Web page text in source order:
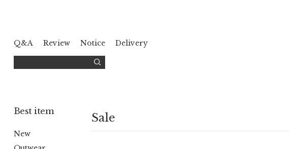
Q&A Review Notice Delivery
Best item
New
Sale